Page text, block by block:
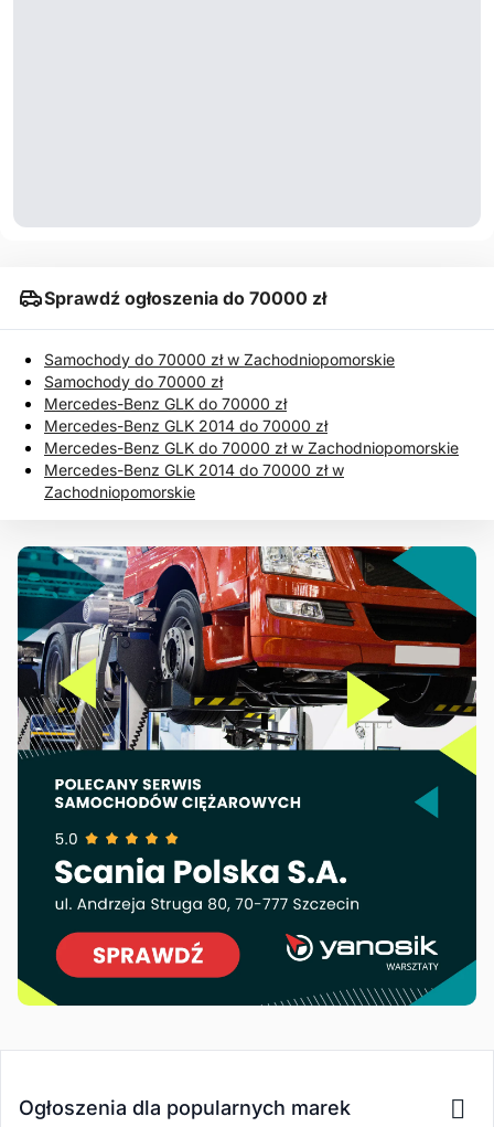
Sprawdź ogłoszenia do 70000 zł
Samochody do 70000 zł w Zachodniopomorskie
Samochody do 70000 zł
Mercedes-Benz GLK do 70000 zł
Mercedes-Benz GLK 2014 do 70000 zł
Mercedes-Benz GLK do 70000 zł w Zachodniopomorskie
Mercedes-Benz GLK 2014 do 70000 zł w
Zachodniopomorskie
Ogłoszenia dla popularnych marek